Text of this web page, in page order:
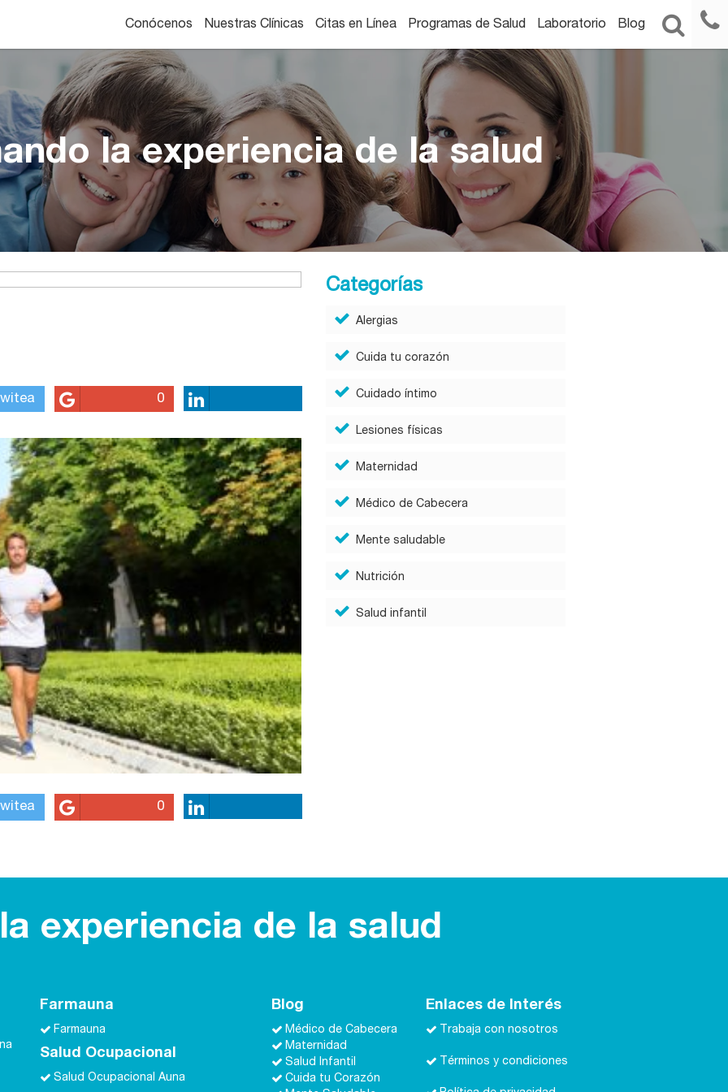
Conócenos Nuestras Clínicas Citas en Línea Programas de Salud Laboratorio Blog
la experiencia de la salud
0
0
Categorías
Alergias
Cuida tu corazón
Cuidado íntimo
Lesiones físicas
Maternidad
Médico de Cabecera
Mente saludable
Nutrición
Salud infantil
experiencia de la salud
Farmauna
Farmauna
Salud Ocupacional
Salud Ocupacional Auna
Blog
Médico de Cabecera
Maternidad
Salud Infantil
Cuida tu Corazón
Enlaces de Interés
Trabaja con nosotros
Términos y condiciones